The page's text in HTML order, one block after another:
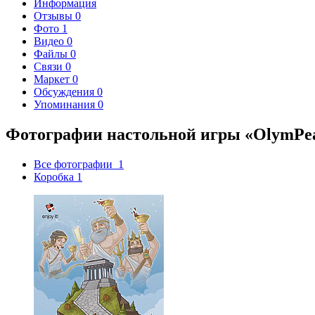
Информация
Отзывы 0
Фото 1
Видео 0
Файлы 0
Связи 0
Маркет 0
Обсуждения 0
Упоминания 0
Фотографии настольной игры
Все фотографии 1
Коробка 1